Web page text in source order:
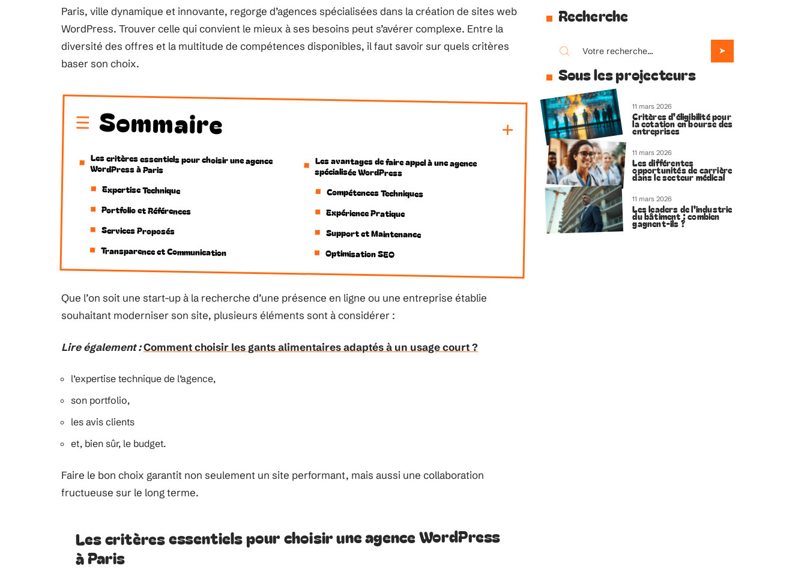
Paris, ville dynamique et innovante, regorge d’agences spécialisées dans la création de sites web
WordPress. Trouver celle qui convient le mieux à ses besoins peut s’avérer complexe. Entre la
diversité des offres et la multitude de compétences disponibles, il faut savoir sur quels critères
baser son choix.
Sommaire
Les critères essentiels pour choisir une agence
WordPress à Paris
Expertise Technique
Portfolio et Références
Services Proposés
Transparence et Communication
Les avantages de faire appel à une agence
spécialisée WordPress
Compétences Techniques
Expérience Pratique
Support et Maintenance
Optimisation SEO
Que l’on soit une start-up à la recherche d’une présence en ligne ou une entreprise établie
souhaitant moderniser son site, plusieurs éléments sont à considérer :
Lire également :Comment choisir les gants alimentaires adaptés à un usage court ?
l’expertise technique de l’agence,
son portfolio,
les avis clients
et, bien sûr, le budget.
Faire le bon choix garantit non seulement un site performant, mais aussi une collaboration
fructueuse sur le long terme.
Les critères essentiels pour choisir une agence WordPress
à Paris
Recherche
Sous les projecteurs
11 mars 2026
Critères d’éligibilité pour
la cotation en bourse des
entreprises
11 mars 2026
Les différentes
opportunités de carrière
dans le secteur médical
11 mars 2026
Les leaders de l’industrie
du bâtiment : combien
gagnent-ils ?